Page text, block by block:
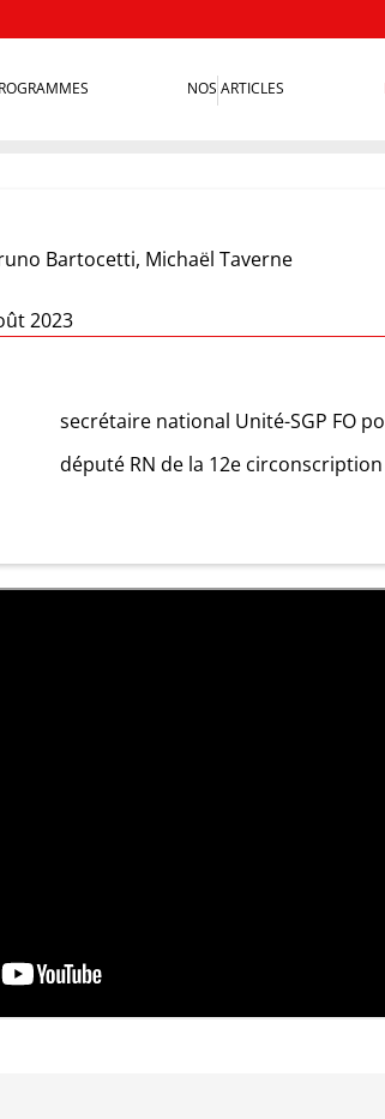
NOS ARTICLES
Bartocetti, Michaël Taverne
2023
secrétaire national Unité-SGP FO
député RN de la 12e